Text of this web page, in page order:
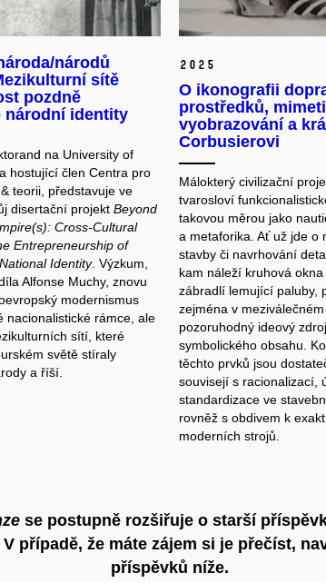
národů
sítě
pozdně
národní identity
na University of
hostující člen Centra pro
teorii, představuje ve
disertační projekt Beyond
Cross-Cultural
Entrepreneurship of
Identity. Výzkum,
Alfonse Muchy, znovu
modernismus
nacionalistické rámce, ale
sítí, které
světě stíraly
a říší.
2025
O ikonografii
prostředků,
vyobrazování a
Corbusierovi
Málokterý civilizační
tvarosloví
takovou měrou jako
a metaforika. Ať už jde o
stavby či navrhování
kam náleží kruhová
zábradlí lemující paluby,
zejména v
pozoruhodný ideový
symbolického obsahu.
těchto prvků jsou
souvisejí s racionalizací,
standardizace ve
rovněž s obdivem k
moderních strojů.
se postupně rozšiřuje o starší
případě, že máte zájem si je přečíst,
příspěvků níže.